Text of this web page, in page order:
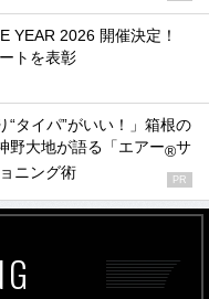
YEAR 2026 開催決定！
トを表彰
“タイパ”がいい！」箱根の
野大地が語る「エアー®サ
ニング術 PR